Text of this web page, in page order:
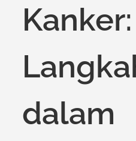
Kanker:
dalam